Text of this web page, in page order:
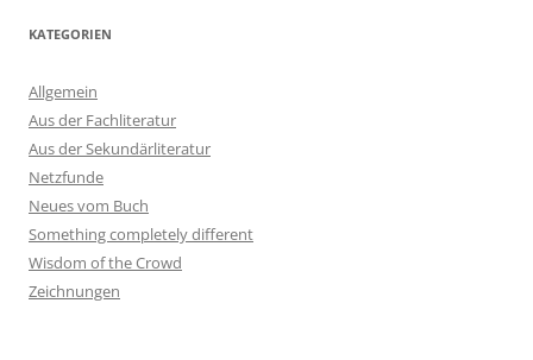
KATEGORIEN
Allgemein
Aus der Fachliteratur
Aus der Sekundärliteratur
Netzfunde
Neues vom Buch
Something completely different
Wisdom of the Crowd
Zeichnungen